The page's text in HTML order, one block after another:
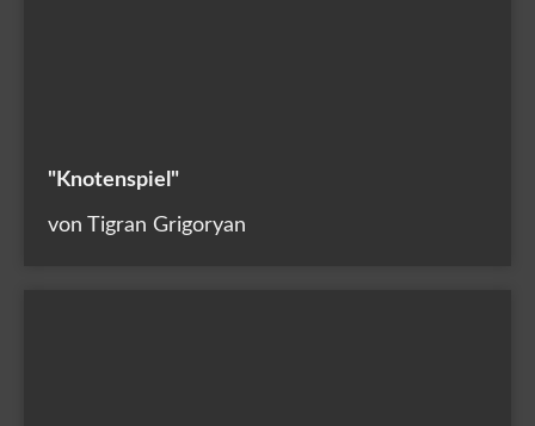
"Knotenspiel"
von Tigran Grigoryan